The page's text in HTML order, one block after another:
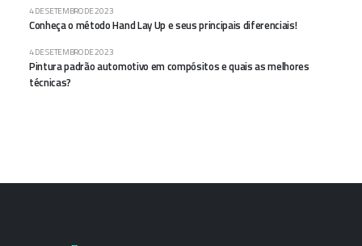
Conheça o método Hand Lay Up e seus principais diferenciais!
4 DE SETEMBRO DE 2023
Pintura padrão automotivo em compósitos e quais as melhores
técnicas?
4 DE SETEMBRO DE 2023